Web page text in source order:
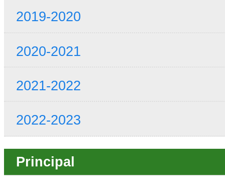
2019-2020
2020-2021
2021-2022
2022-2023
Principal